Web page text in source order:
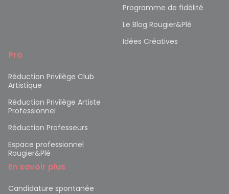
Programme de fidélité
Le Blog Rougier&Plé
Idées Créatives
Pro
Réduction Privilège Club
Artistique
Réduction Privilège Artiste
Professionnel
Réduction Professeurs
Espace professionnel
Rougier&Plé
En savoir plus
Candidature spontanée